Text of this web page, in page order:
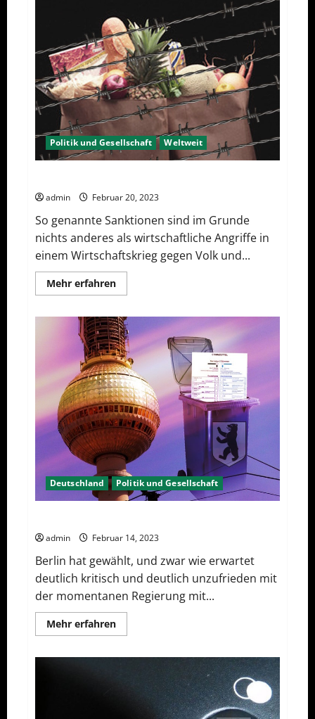
Politik und Gesellschaft Weltweit
admin Februar 20, 2023
So genannte Sanktionen sind im Grunde
nichts anderes als wirtschaftliche Angriffe in
einem Wirtschaftskrieg gegen Volk und...
Mehr erfahrenMehr
Informationen
–
wirtschaftliche
Vernichtungswaffen
Deutschland Politik und Gesellschaft
admin Februar 14, 2023
Berlin hat gewählt, und zwar wie erwartet
deutlich kritisch und deutlich unzufrieden mit
der momentanen Regierung mit...
Mehr erfahrenMehr
Informationen